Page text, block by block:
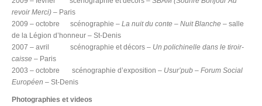
revoir Merci) – Paris
2009 – octobre scénographie – La nuit du conte – Nuit Blanche – salle
de la Légion d’honneur – St-Denis
2007 – avril scénographie et décors – Un polichinelle dans le tiroir-
caisse – Paris
2003 – octobre scénographie d’exposition – Usur’pub – Forum Social
Européen – St-Denis
Photographies et videos